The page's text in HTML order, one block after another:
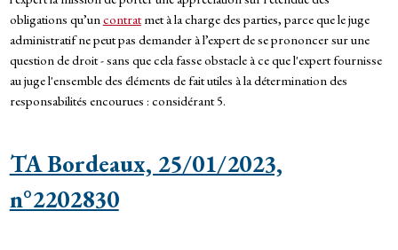
obligations qu’uncontratmet à la charge des parties, parce que le juge
administratif ne peut pas demander à l’expert de se prononcer sur une
question de droit - sans que cela fasse obstacle à ce que l'expert fournisse
au juge l'ensemble des éléments de fait utiles à la détermination des
responsabilités encourues : considérant 5.
TA Bordeaux, 25/01/2023,
n°2202830